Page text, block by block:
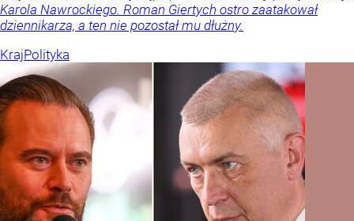
Karola Nawrockiego. Roman Giertych ostro zaatakował
dziennikarza, a ten nie pozostał mu dłużny.
KrajPolityka